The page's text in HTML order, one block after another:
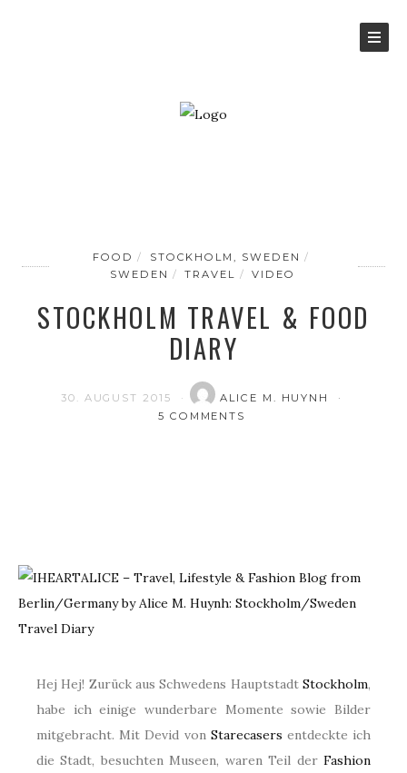
FOOD
STOCKHOLM, SWEDEN
SWEDEN
TRAVEL VIDEO
STOCKHOLM TRAVEL & FOOD
DIARY
30. AUGUST 2015
ALICE M. HUYNH
5 COMMENTS
Hej Hej! Zurück aus Schwedens Hauptstadt Stockholm,
habe ich einige wunderbare Momente sowie Bilder
mitgebracht. Mit Devid von Starecasers entdeckte ich
die Stadt, besuchten Museen, waren Teil der Fashion